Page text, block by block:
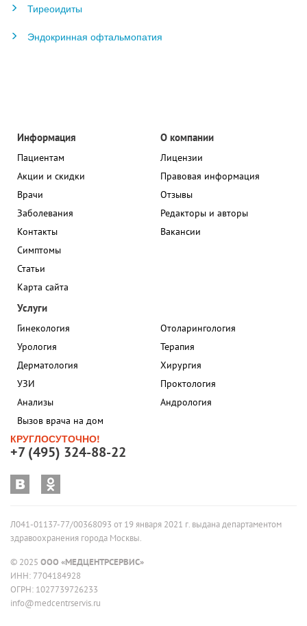
Тиреоидиты
Эндокринная офтальмопатия
Информация
Пациентам
Акции и скидки
Врачи
Заболевания
Контакты
Симптомы
Статьи
Карта сайта
О компании
Лицензии
Правовая информация
Отзывы
Редакторы и авторы
Вакансии
Услуги
Гинекология
Урология
Дерматология
УЗИ
Анализы
Вызов врача на дом
Отоларингология
Терапия
Хирургия
Проктология
Андрология
КРУГЛОСУТОЧНО!
+7 (495) 324-88-22
Л041-01137-77/00368093 от 19 января 2021 г. выдана департаментом
здравоохранения города Москвы.
© 2025 ООО «МЕДЦЕНТРСЕРВИС»
ИНН: 7704184928
ОГРН: 1027739726233
info@medcentrservis.ru